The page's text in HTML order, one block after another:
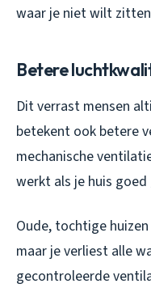
waar je niet wilt
Betere
Dit verrast mensen
betekent ook betere
mechanische
werkt als je huis
Oude, tochtige
maar je verliest alle
gecontroleerde